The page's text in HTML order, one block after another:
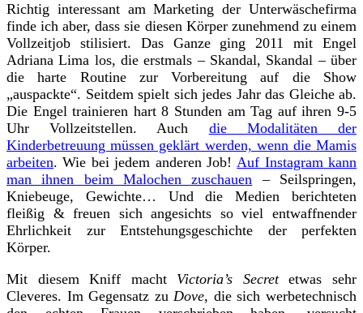
Richtig interessant am Marketing der Unterwäschefirma
finde ich aber, dass sie diesen Körper zunehmend zu einem
Vollzeitjob stilisiert. Das Ganze ging 2011 mit Engel
Adriana Lima los, die erstmals – Skandal, Skandal – über
die harte Routine zur Vorbereitung auf die Show
„auspackte“. Seitdem spielt sich jedes Jahr das Gleiche ab.
Die Engel trainieren hart 8 Stunden am Tag auf ihren 9-5
Uhr Vollzeitstellen. Auch die Modalitäten der
Kinderbetreuung müssen geklärt werden, wenn die Mamis
arbeiten. Wie bei jedem anderen Job!Auf Instagram kann
man ihnen beim Malochen zuschauen – Seilspringen,
Kniebeuge, Gewichte… Und die Medien berichteten
fleißig & freuen sich angesichts so viel entwaffnender
Ehrlichkeit zur Entstehungsgeschichte der perfekten
Körper.
Mit diesem Kniff macht Victoria’s Secretetwas sehr
Cleveres. Im Gegensatz zu Dove, die sich werbetechnisch